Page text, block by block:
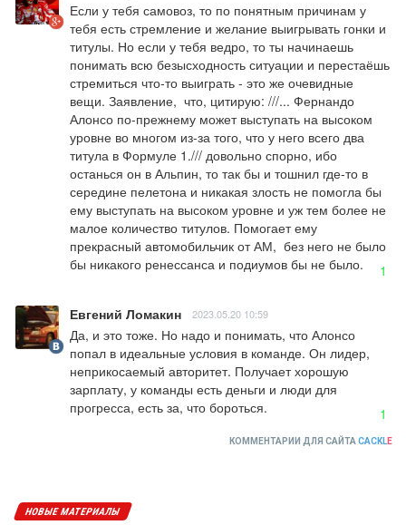
Если у тебя самовоз, то по понятным причинам у
тебя есть стремление и желание выигрывать гонки и
титулы. Но если у тебя ведро, то ты начинаешь
понимать всю безысходность ситуации и перестаёшь
стремиться что-то выиграть - это же очевидные
вещи. Заявление,  что, цитирую: ///... Фернандо
Алонсо по-прежнему может выступать на высоком
уровне во многом из-за того, что у него всего два
титула в Формуле 1./// довольно спорно, ибо
останься он в Альпин, то так бы и тошнил где-то в
середине пелетона и никакая злость не помогла бы
ему выступать на высоком уровне и уж тем более не
малое количество титулов. Помогает ему
прекрасный автомобильчик от АМ,  без него не было
бы никакого ренессанса и подиумов бы не было.
1
Евгений Ломакин 2023.05.20 10:59
Да, и это тоже. Но надо и понимать, что Алонсо
попал в идеальные условия в команде. Он лидер,
неприкосаемый авторитет. Получает хорошую
зарплату, у команды есть деньги и люди для
прогресса, есть за, что бороться.
1
КОММЕНТАРИИ ДЛЯ САЙТАCACKLE
НОВЫЕ МАТЕРИАЛЫ